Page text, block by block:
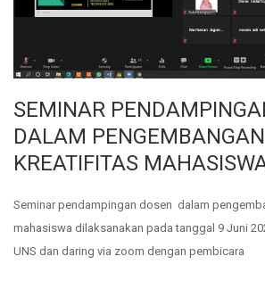
SEMINAR
DALAM PENGEMBANGAN
KREATIFITAS
Seminar pendampingan dosen dalam
mahasiswa dilaksanakan pada tanggal 9 Juni
UNS dan daring via zoom dengan pembicara